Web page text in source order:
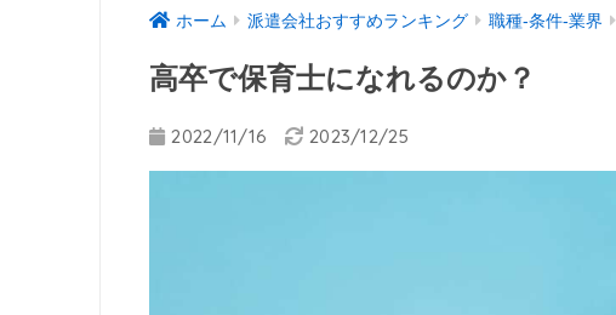
ホーム 派遣会社おすすめランキング 職種-条件-業界
高卒で保育士になれるのか？
2022/11/16 2023/12/25